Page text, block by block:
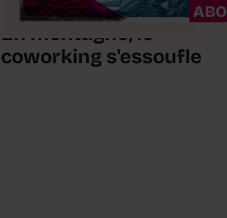
ABO
En montagne, le
coworking s'essoufle